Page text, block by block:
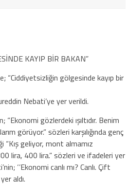
KAYIP BİR BAKAN”
“Ciddiyetsizliğin gölgesinde kayıp bir
Nebati’ye yer verildi.
gözlerdeki ışıltıdır. Benim
görüyor.” sözleri karşılığında genç
“Kış geliyor, mont almamız
lira, 400 lira.” sözleri ve ifadeleri yer
‘’Ekonomi canlı mı? Canlı. Çift
aldı.